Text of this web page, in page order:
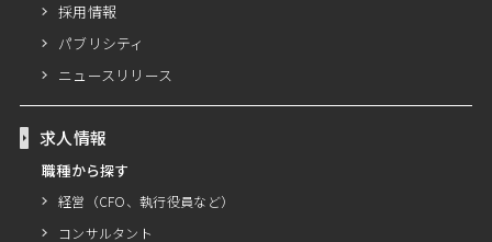
採用情報
パブリシティ
ニュースリリース
求人情報
職種から探す
経営（CFO、執行役員など）
コンサルタント